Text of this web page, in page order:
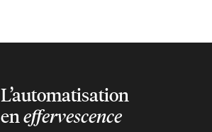
L’automatisation
eneffervescence